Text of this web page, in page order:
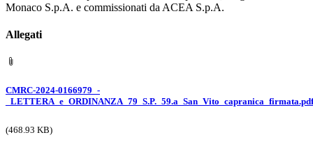
Monaco S.p.A. e commissionati da ACEA S.p.A.
Allegati
CMRC-2024-0166979_-
_LETTERA_e_ORDINANZA_79_S.P._59.a_San_Vito_capranica_firmata.pdf
(468.93 KB)